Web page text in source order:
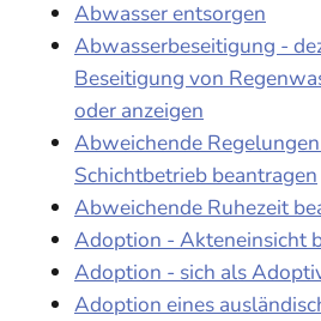
Abwasser entsorgen
Abwasserbeseitigung -
Beseitigung von
oder anzeigen
Abweichende
Schichtbetrieb beantragen
Abweichende Ruhezeit
Adoption - Akteneinsicht
Adoption - sich als
Adoption eines